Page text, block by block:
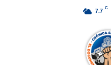
7.7 C